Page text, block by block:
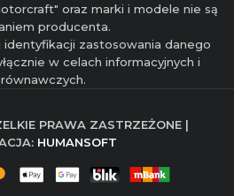
oraz marki i modele nie są
producenta.
identyfikacji zastosowania danego
w celach informacyjnych i
PRAWA ZASTRZEŻONE |
HUMANSOFT